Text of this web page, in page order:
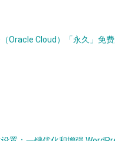
Oracle Cloud）「永久」免